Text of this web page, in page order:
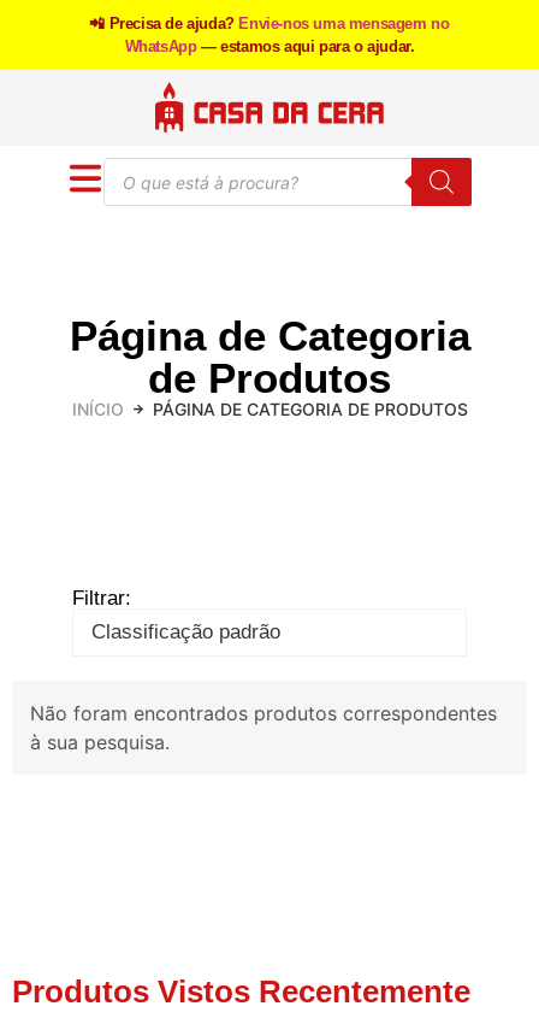
📲 Precisa de ajuda? Envie-nos uma mensagem no
WhatsApp — estamos aqui para o ajudar.
Página de Categoria
de Produtos
INÍCIO PÁGINA DE CATEGORIA DE PRODUTOS
Filtrar:
Não foram encontrados produtos correspondentes
à sua pesquisa.
Produtos Vistos Recentemente